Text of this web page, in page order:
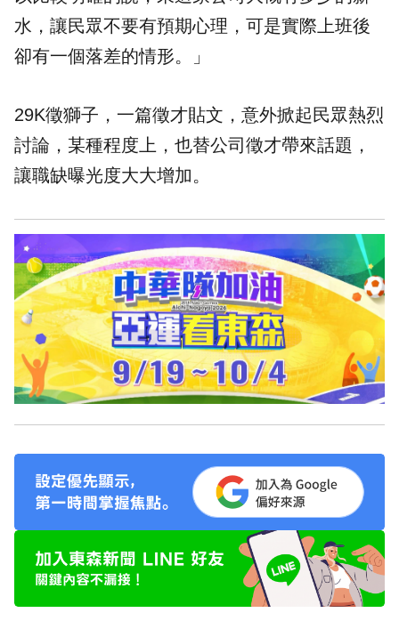
水，讓民眾不要有預期心理，可是實際上班後
卻有一個落差的情形。」
29K徵獅子，一篇徵才貼文，意外掀起民眾熱烈
討論，某種程度上，也替公司徵才帶來話題，
讓職缺曝光度大大增加。